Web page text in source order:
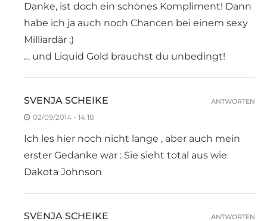
Danke, ist doch ein schönes Kompliment! Dann
habe ich ja auch noch Chancen bei einem sexy
Milliardär ;)
… und Liquid Gold brauchst du unbedingt!
SVENJA SCHEIKE
02/09/2014 - 14:18
Ich les hier noch nicht lange , aber auch mein
erster Gedanke war : Sie sieht total aus wie
Dakota Johnson
ANTWORTEN
SVENJA SCHEIKE ANTWORTEN